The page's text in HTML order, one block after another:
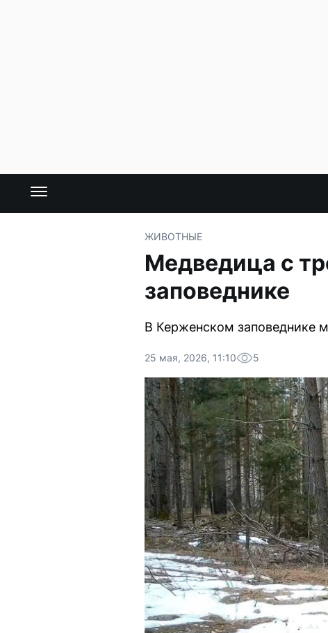
ЖИВОТНЫЕ
Медведица с
заповеднике
В Керженском заповеднике
25 мая, 2026, 11:10 5